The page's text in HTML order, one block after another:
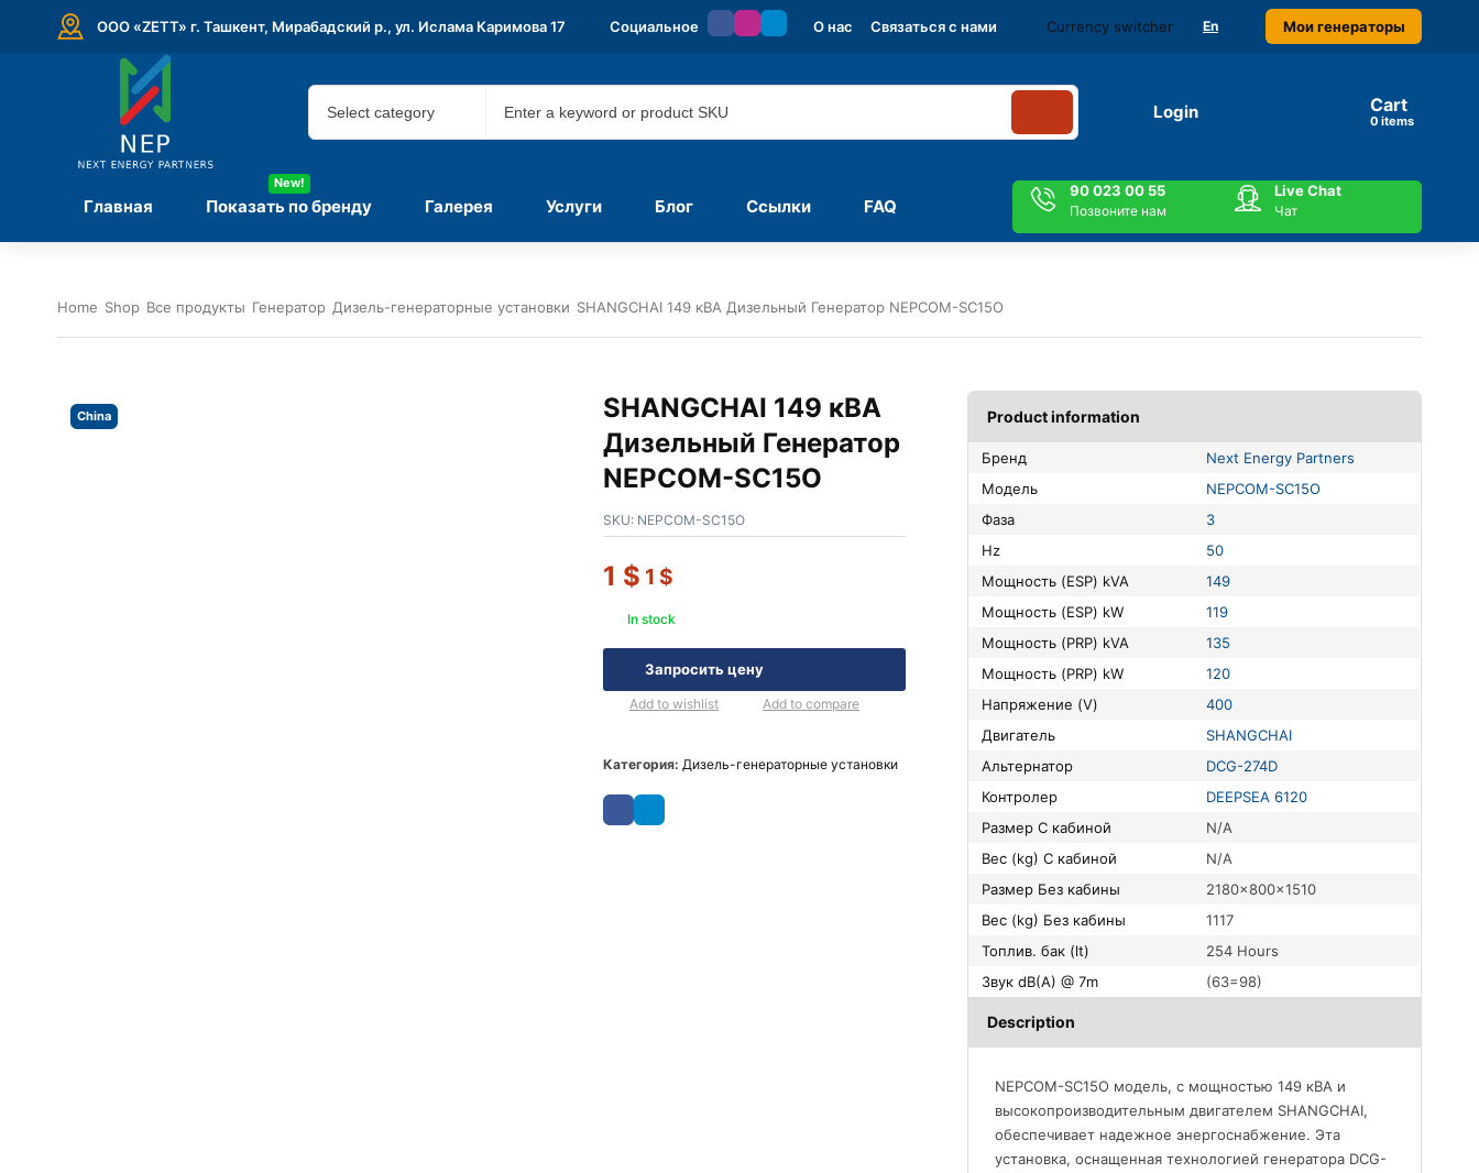
ООО «ZETT» г. Ташкент, Мирабадский р., ул. Ислама Каримова 17 Социальное О нас Связаться с нами Currency switcher En Мои генераторы
Login Cart
items
Главная Показать по бренду
New!
Галерея Услуги Блог Ссылки FAQ
90 023 00 55
Позвоните нам
Live Chat
Чат
Home Shop Все продукты Генератор Дизель-генераторные установки SHANGCHAI 149 кВА Дизельный Генератор NEPCOM-SC15O
China
SHANGCHAI 149 кВА
Дизельный Генератор
NEPCOM-SC15O
SKU: NEPCOM-SC15O
1 $ 1 $
In stock
Запросить цену
Add to wishlist Add to compare
Категория: Дизель-генераторные установки
Product information
Бренд
Next Energy Partners
Модель
NEPCOM-SC15O
Фаза
3
Hz
50
Мощность (ESP) kVA
149
Мощность (ESP) kW
119
Мощность (PRP) kVA
135
Мощность (PRP) kW
120
Напряжение (V)
400
Двигатель
SHANGCHAI
Альтернатор
DCG-274D
Контролер
DEEPSEA 6120
Размер С кабиной
N/A
Вес (kg) С кабиной
N/A
Размер Без кабины
2180x800x1510
Вес (kg) Без кабины
1117
Топлив. бак (lt)
254 Hours
Звук dB(A) @ 7m
(63=98)
Description
NEPCOM-SC15O модель, с мощностью 149 кВА и
высокопроизводительным двигателем SHANGCHAI,
обеспечивает надежное энергоснабжение. Эта
установка, оснащенная технологией генератора DCG-